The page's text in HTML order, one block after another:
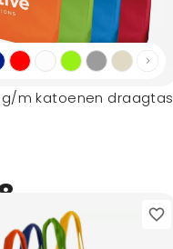
g/m katoenen draagtas